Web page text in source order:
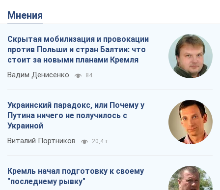
Мнения
Скрытая мобилизация и провокации
против Польши и стран Балтии: что
стоит за новыми планами Кремля
Вадим Денисенко 84
Украинский парадокс, или Почему у
Путина ничего не получилось с
Украиной
Виталий Портников 20,4 т.
Кремль начал подготовку к своему
"последнему рывку"